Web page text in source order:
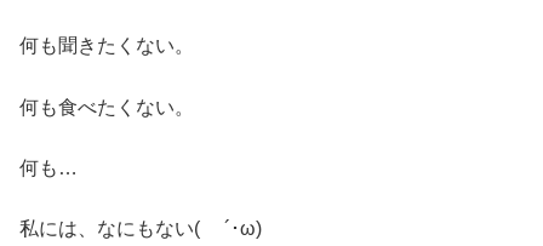
何も聞きたくない。
何も食べたくない。
何も…
私には、なにもない( ´･ω)